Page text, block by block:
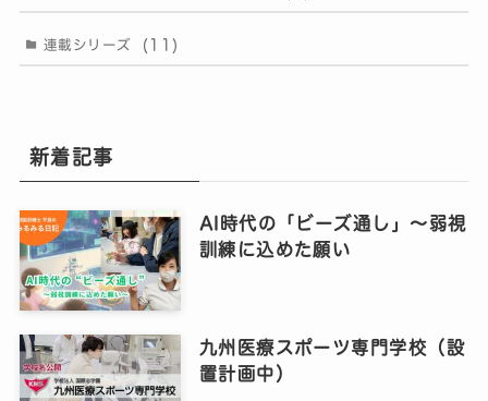
連載シリーズ (11)
新着記事
AI時代の「ビーズ通し」〜弱視
訓練に込めた願い
九州医療スポーツ専門学校（設
置計画中）